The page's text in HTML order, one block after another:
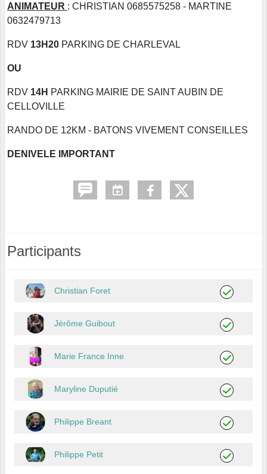
ANIMATEUR : CHRISTIAN 0685575258 - MARTINE
0632479713
RDV 13H20 PARKING DE CHARLEVAL
OU
RDV 14H PARKING MAIRIE DE SAINT AUBIN DE
CELLOVILLE
RANDO DE 12KM - BATONS VIVEMENT CONSEILLES
DENIVELE IMPORTANT
Participants
Christian Foret
Jérôme Guibout
Marie France Inne
Maryline Duputié
Philippe Breant
Philippe Petit